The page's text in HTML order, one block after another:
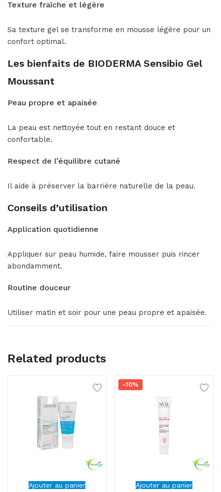
Texture fraîche et légère
Sa texture gel se transforme en mousse légère pour un
confort optimal.
Les bienfaits de BIODERMA Sensibio Gel
Moussant
Peau propre et apaisée
La peau est nettoyée tout en restant douce et
confortable.
Respect de l’équilibre cutané
Il aide à préserver la barrière naturelle de la peau.
Conseils d’utilisation
Application quotidienne
Appliquer sur peau humide, faire mousser puis rincer
abondamment.
Routine douceur
Utiliser matin et soir pour une peau propre et apaisée.
Related products
Ajouter au panier Ajouter au panier
-10%